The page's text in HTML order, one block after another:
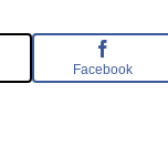
Facebook